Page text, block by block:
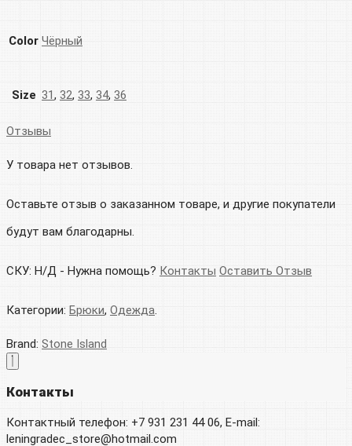
Color Чёрный
Size 31, 32, 33, 34, 36
Отзывы
У товара нет отзывов.
Оставьте отзыв о заказанном товаре, и другие покупатели
будут вам благодарны.
СКУ: Н/Д - Нужна помощь? Контакты Оставить Отзыв
Категории: Брюки, Одежда.
Brand: Stone Island
Контакты
Контактный телефон: +7 931 231 44 06, E-mail:
leningradec_store@hotmail.com